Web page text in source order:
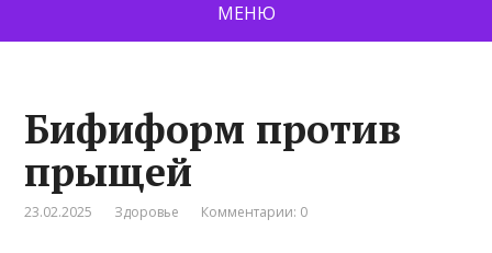
МЕНЮ
Бифиформ против
прыщей
23.02.2025 Здоровье Комментарии: 0